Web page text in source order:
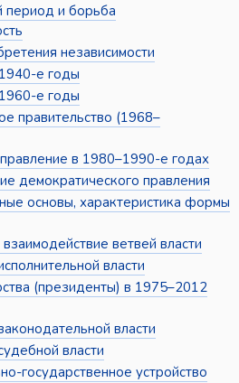
период и борьба
независимости
е годы
е годы
правительство (1968–
в 1980–1990-е годах
демократического правления
основы, характеристика формы
ветвей власти
власти
(президенты) в 1975–2012
власти
власти
государственное устройство